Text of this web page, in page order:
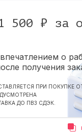
500 ₽ за
о
получения
ПРИ ПОКУПКЕ
ДО ПВЗ СДЭК.